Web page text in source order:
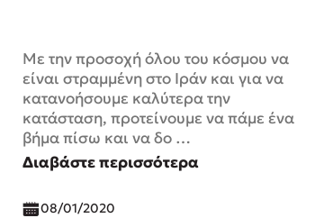
Με την προσοχή όλου του κόσμου να
είναι στραμμένη στο Ιράν και για να
κατανοήσουμε καλύτερα την
κατάσταση, προτείνουμε να πάμε ένα
βήμα πίσω και να δο …
Διαβάστε περισσότερα
08/01/2020